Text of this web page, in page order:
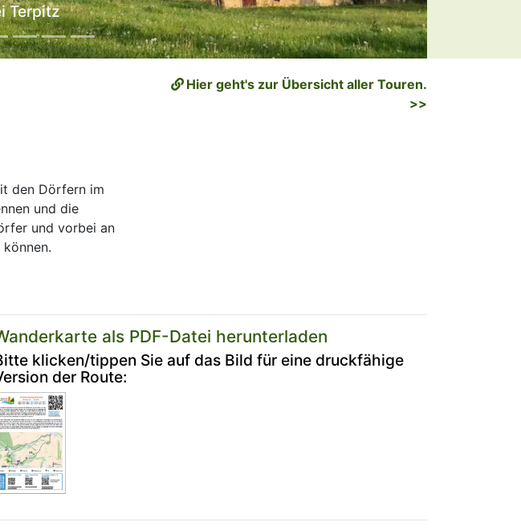
den Dörfern im
und die
und vorbei an
Hier geht's zur Übersicht aller Touren.
>>
als PDF-Datei herunterladen
klicken/tippen Sie auf das Bild für eine druckfähige
der Route: